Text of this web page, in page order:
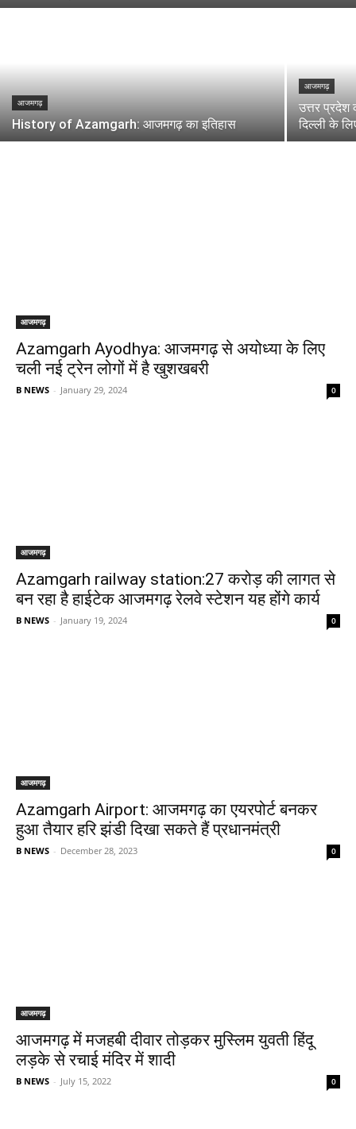
आजमगढ़
History of Azamgarh: आजमगढ़ का इतिहास
आजमगढ़
उत्तर
दिल्ली के
आजमगढ़
Azamgarh Ayodhya: आजमगढ़ से अयोध्या के लिए
चली नई ट्रेन लोगों में है खुशखबरी
B NEWS - January 29, 2024 0
आजमगढ़
Azamgarh railway station:27 करोड़ की लागत से
बन रहा है हाईटेक आजमगढ़ रेलवे स्टेशन यह होंगे कार्य
B NEWS - January 19, 2024 0
आजमगढ़
Azamgarh Airport: आजमगढ़ का एयरपोर्ट बनकर
हुआ तैयार हरि झंडी दिखा सकते हैं प्रधानमंत्री
B NEWS - December 28, 2023 0
आजमगढ़
आजमगढ़ में मजहबी दीवार तोड़कर मुस्लिम युवती हिंदू
लड़के से रचाई मंदिर में शादी
B NEWS - July 15, 2022 0